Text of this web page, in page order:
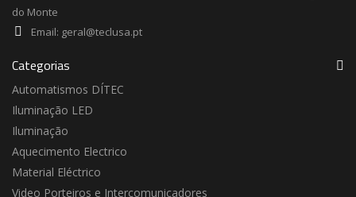
do Monte
Email: geral@teclusa.pt
Categorias
Automatismos DÍTEC
Iluminação LED
Iluminação
Aquecimento Electrico
Material Eléctrico
Video Porteiros e Intercomunicadores